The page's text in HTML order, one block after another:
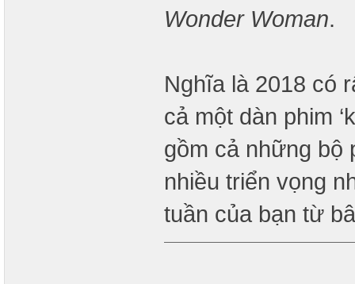
Wonder Woman.
Nghĩa là 2018 có
cả một dàn phim
gồm cả những bộ
nhiều triển vọng
tuần của bạn từ